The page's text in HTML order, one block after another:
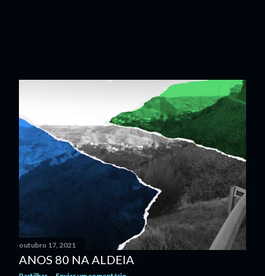
outubro 17, 2021
ANOS 80 NA ALDEIA